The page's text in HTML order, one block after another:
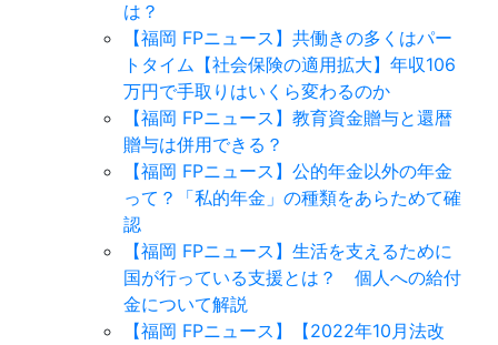
は？
【福岡 FPニュース】共働きの多くはパー
トタイム【社会保険の適用拡大】年収106
万円で手取りはいくら変わるのか
【福岡 FPニュース】教育資金贈与と還暦
贈与は併用できる？
【福岡 FPニュース】公的年金以外の年金
って？「私的年金」の種類をあらためて確
認
【福岡 FPニュース】生活を支えるために
国が行っている支援とは？ 個人への給付
金について解説
【福岡 FPニュース】【2022年10月法改